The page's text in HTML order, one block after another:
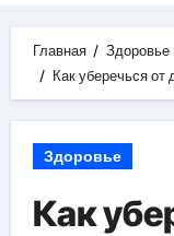
Главная
Здоровье
Как уберечься
Здоровье
Как